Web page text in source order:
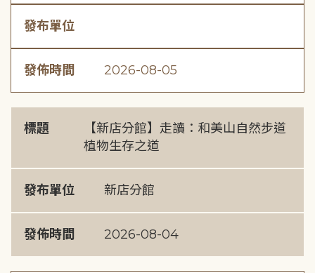
發布單位
發佈時間 2026-08-05
標題
【新店分館】走讀：和美山自然步道
植物生存之道
發布單位 新店分館
發佈時間 2026-08-04